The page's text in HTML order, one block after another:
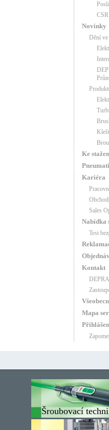
CSR
Novinky
Dění
Ke
Kariéra
Sales
Nabídka
Test
Kontakt
Mapa
Šroubovací